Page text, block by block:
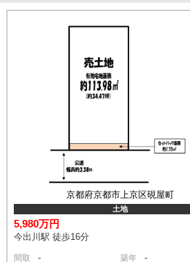
京都府京都市上京区硯屋町
土地
5,980万円
今出川駅 徒歩16分
間取 - 築年 -